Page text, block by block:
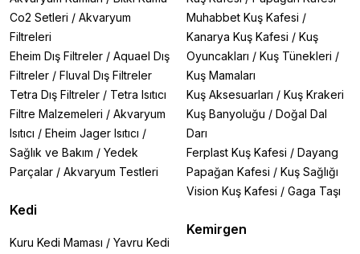
Co2 Setleri / Akvaryum
Filtreleri
Eheim Dış Filtreler / Aquael Dış
Filtreler / Fluval Dış Filtreler
Tetra Dış Filtreler / Tetra Isıtıcı
Filtre Malzemeleri / Akvaryum
Isıtıcı / Eheim Jager Isıtıcı /
Sağlık ve Bakım / Yedek
Parçalar / Akvaryum Testleri
Kedi
Kuru Kedi Maması / Yavru Kedi
Muhabbet Kuş Kafesi /
Kanarya Kuş Kafesi / Kuş
Oyuncakları / Kuş Tünekleri /
Kuş Mamaları
Kuş Aksesuarları / Kuş Krakeri
Kuş Banyoluğu / Doğal Dal
Darı
Ferplast Kuş Kafesi / Dayang
Papağan Kafesi / Kuş Sağlığı
Vision Kuş Kafesi / Gaga Taşı
Kemirgen